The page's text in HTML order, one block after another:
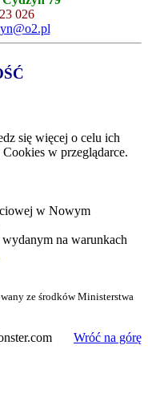
026
się więcej o celu ich
w przeglądarce.
w Nowym
na warunkach
ze środków Ministerstwa
Wróć na górę